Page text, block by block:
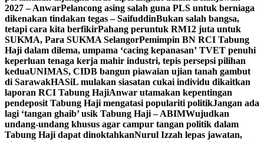
2027 – AnwarPelancong asing salah guna PLS untuk berniaga
dikenakan tindakan tegas – SaifuddinBukan salah bangsa,
tetapi cara kita berfikirPahang peruntuk RM12 juta untuk
SUKMA, Para SUKMA SelangorPemimpin BN RCI Tabung
Haji dalam dilema, umpama ‘cacing kepanasan’ TVET penuhi
keperluan tenaga kerja mahir industri, tepis persepsi pilihan
keduaUNIMAS, CIDB bangun piawaian ujian tanah gambut
di SarawakHASiL mulakan siasatan cukai individu dikaitkan
laporan RCI Tabung HajiAnwar utamakan kepentingan
pendeposit Tabung Haji mengatasi populariti politikJangan ada
lagi ‘tangan ghaib’ usik Tabung Haji – ABIMWujudkan
undang-undang khusus agar campur tangan politik dalam
Tabung Haji dapat dinoktahkanNurul Izzah lepas jawatan,